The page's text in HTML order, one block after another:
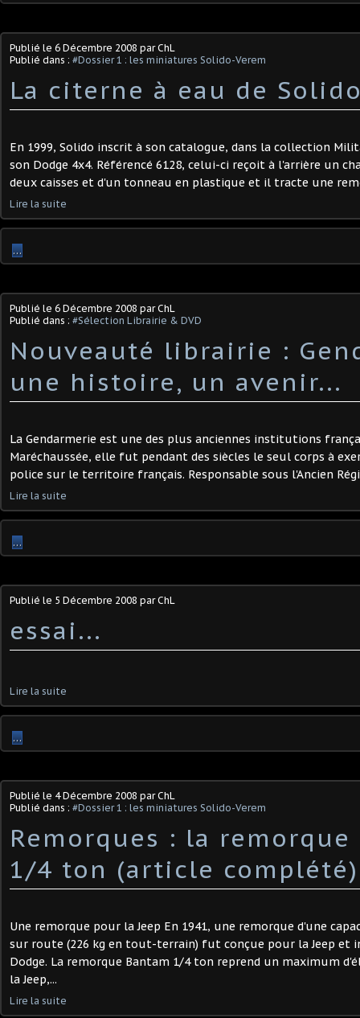
Publié le 6 Décembre 2008 par ChL
Publié dans : #Dossier 1 : les miniatures Solido-Verem
La citerne à eau de
En 1999, Solido inscrit à son catalogue, dans la collection
son Dodge 4x4. Référencé 6128, celui-ci reçoit à l'arrière un
deux caisses et d'un tonneau en plastique et il tracte une
Lire la suite
…
Publié le 6 Décembre 2008 par ChL
Publié dans : #Sélection Librairie & DVD
Nouveauté librairie :
une histoire, un avenir...
La Gendarmerie est une des plus anciennes institutions
Maréchaussée, elle fut pendant des siècles le seul corps à
police sur le territoire français. Responsable sous l'Ancien
Lire la suite
…
Publié le 5 Décembre 2008 par ChL
essai...
Lire la suite
…
Publié le 4 Décembre 2008 par ChL
Publié dans : #Dossier 1 : les miniatures Solido-Verem
Remorques : la remorque
1/4 ton (article complété)
Une remorque pour la Jeep En 1941, une remorque d'une
sur route (226 kg en tout-terrain) fut conçue pour la Jeep et
Dodge. La remorque Bantam 1/4 ton reprend un maximum
la Jeep,...
Lire la suite